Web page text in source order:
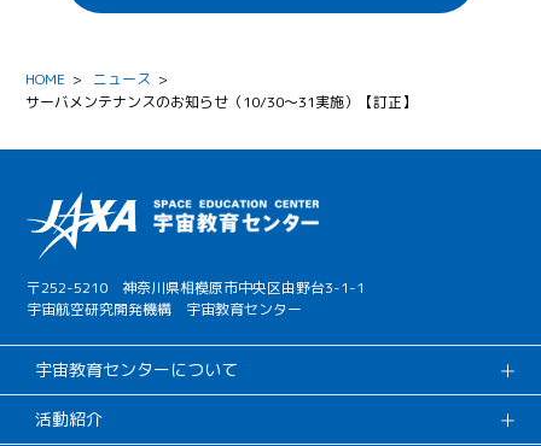
ム
HOME > ニュース >
サーバメンテナンスのお知らせ（10/30～31実施）【訂正】
〒252-5210 神奈川県相模原市中央区由野台3-1-1
宇宙航空研究開発機構 宇宙教育センター
宇宙教育センターについて
活動紹介